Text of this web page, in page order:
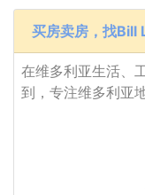
买房卖房，找Bill
在维多利亚生活、
到，专注维多利亚